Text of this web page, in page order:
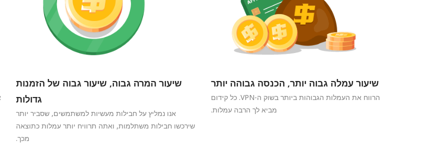
שיעור עמלה גבוה יותר, הכנסה גבוהה יותר
הרווח את העמלות הגבוהות ביותר בשוק ה-VPN. כל קידום
מביא לך הרבה עמלות.
שיעור המרה גבוה, שיעור גבוה של הזמנות
גדולות
אנו נמליץ על חבילות מעשיות למשתמשים, שסביר יותר
שירכשו חבילות משתלמות, ואתה תרוויח יותר עמלות כתוצאה
מכך.